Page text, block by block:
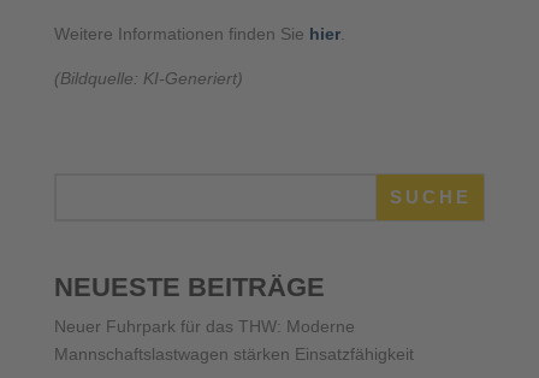
Weitere Informationen finden Sie hier.
(Bildquelle: KI-Generiert)
SUCHE
NEUESTE BEITRÄGE
Neuer Fuhrpark für das THW: Moderne
Mannschaftslastwagen stärken Einsatzfähigkeit